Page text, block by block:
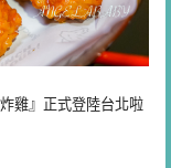
雞』正式登陸台北啦